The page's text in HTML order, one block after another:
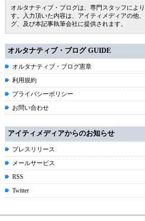
オルタナティブ・ブログは、専門スタッフによ
す。入力頂いた内容は、アイティメディアの他
グ、及び本記事執筆会社に提供されます。
オルタナティブ・ブログ GUIDE
オルタナティブ・ブログ憲章
利用規約
プライバシーポリシー
お問い合わせ
アイティメディアからのお知らせ
プレスリリース
メールサービス
RSS
Twitter